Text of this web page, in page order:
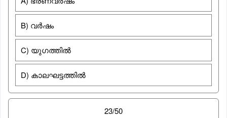
B) വര്‍ഷം
C) യുഗത്തില്‍
D) കാലഘട്ടത്തില്‍
23/50